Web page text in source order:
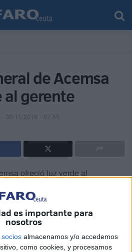
es importante para
nosotros
socios almacenamos y/o accedemos
como cookies, y procesamos
de Acemsa
al gerente
30/11/2016 - 07:55
ofreció luz verde al
fechas por parte del
Administración a este órgano.
parte de determinados partidos
Caballas y Ciudadanos y fue